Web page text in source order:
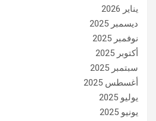
يناير 2026
ديسمبر 2025
نوفمبر 2025
أكتوبر 2025
سبتمبر 2025
أغسطس 2025
يوليو 2025
يونيو 2025